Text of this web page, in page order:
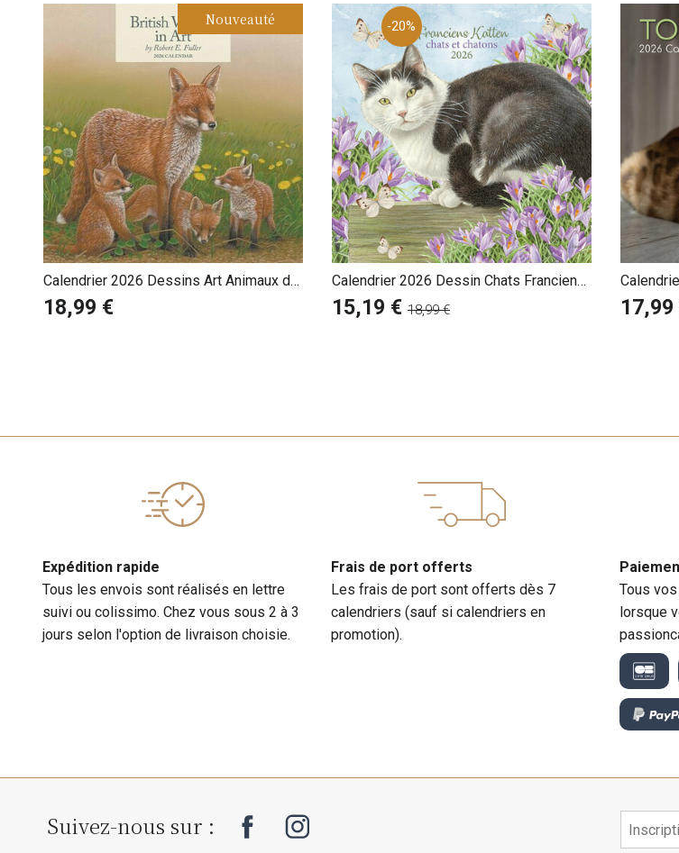
Nouveauté
Calendrier 2026 Dessins Art Animaux de
la Forêt Robert Fuller
18,99 €
-20%
Calendrier 2026 Dessin Chats Francien
Katten
15,19 € 18,99 € 17,99
Expédition rapide
Tous les envois sont réalisés en lettre
suivi ou colissimo. Chez vous sous 2 à 3
jours selon l'option de livraison choisie.
Frais de port offerts
Les frais de port sont offerts dès 7
calendriers (sauf si calendriers en
promotion).
Tous
lorsque
Suivez-nous sur :